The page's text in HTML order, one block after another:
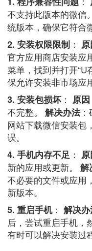
不支持此版本的微信。
统版本，确保它符合
2. 安装权限限制 ：
官方应用商店安装应
菜单，找到并打开“U
保允许安装非市场应
3. 安装包损坏 ： 原因
不完整。 解决办法：
网站下载微信安装包
误。
4. 手机内存不足 ：
新的应用或更新。 解
不必要的文件或应用
新版本。
5. 重启手机： 解决
后，尝试重启手机，
有时可以解决安装过